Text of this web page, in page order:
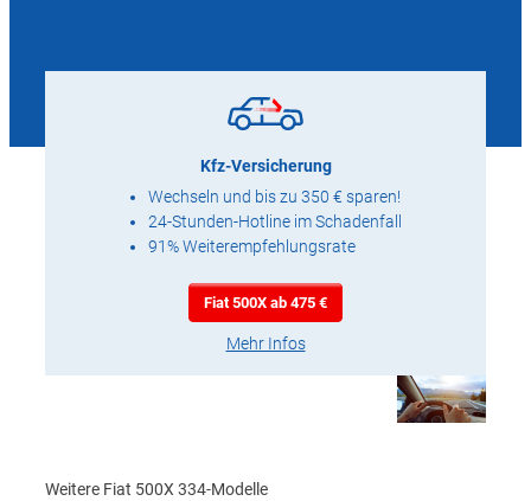
Kfz-Versicherung
Wechseln und bis zu 350 € sparen!
24-Stunden-Hotline im Schadenfall
91% Weiterempfehlungsrate
Fiat 500X ab 475 €
Mehr Infos
Weitere Fiat 500X 334-Modelle